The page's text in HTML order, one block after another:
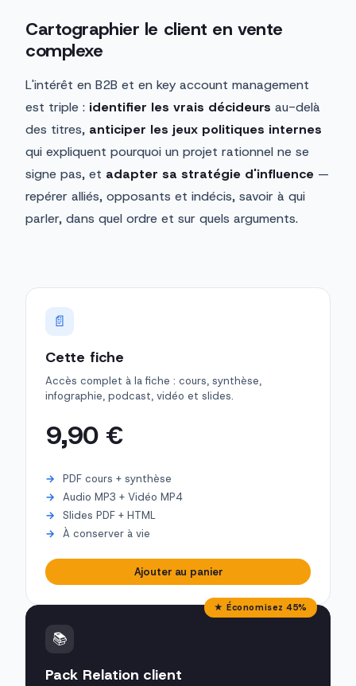
Cartographier le client en vente
complexe
L'intérêt en B2B et en key account management
est triple : identifier les vrais décideurs au-delà
des titres, anticiper les jeux politiques internes
qui expliquent pourquoi un projet rationnel ne se
signe pas, et adapter sa stratégie d'influence —
repérer alliés, opposants et indécis, savoir à qui
parler, dans quel ordre et sur quels arguments.
📄
Cette fiche
Accès complet à la fiche : cours, synthèse,
infographie, podcast, vidéo et slides.
9,90 €
PDF cours + synthèse
Audio MP3 + Vidéo MP4
Slides PDF + HTML
À conserver à vie
Ajouter au panier
★ Économisez 45%
📚
Pack Relation client